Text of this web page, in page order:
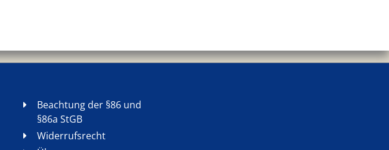
Beachtung der §86 und
§86a StGB
Widerrufsrecht